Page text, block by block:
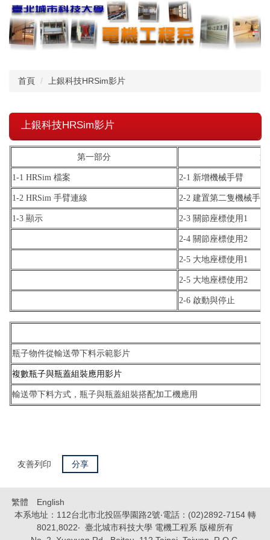
跳
到
主
要
首頁 上銀科技HRSim影片
上銀科技HRSim影片
第一部分 第
1-1 HRSim 檔案 2-1 新增機械手臂
1-2 HRSim 手臂連線 2-2 建置第二隻機械手臂
1-3 顯示 2-3 關節座標使用1
2-4 關節座標使用2
2-5 大地座標使用1
2-5 大地座標使用2
2-6 啟動與停止
瓶子物件從輸送帶下料示範影片
複數瓶子與瓶蓋組裝應用影片
輸送帶下料方式，瓶子與瓶蓋組裝搭配加工機應用
友善列印 分享
繁體
English
本系地址：112台北市北投區學園路2號‧電話：(02)2892-7154 轉
8021,8022‧ 臺北城市科技大學 電機工程系 版權所有